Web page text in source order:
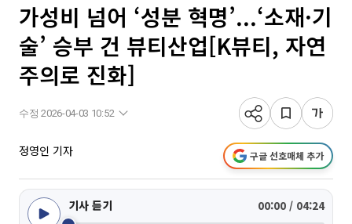
가성비 넘어 ‘성분 혁명’...‘소재·기
술’ 승부 건 뷰티산업[K뷰티, 자연
주의로 진화]
수정 2026-04-03 10:52
정영인 기자 구글 선호매체 추가
기사 듣기 00:00 / 04:24